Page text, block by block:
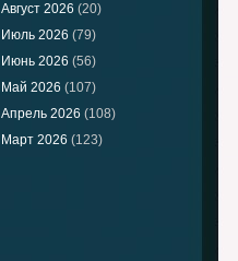
Август 2026 (20)
Июль 2026 (79)
Июнь 2026 (56)
Май 2026 (107)
Апрель 2026 (108)
Март 2026 (123)